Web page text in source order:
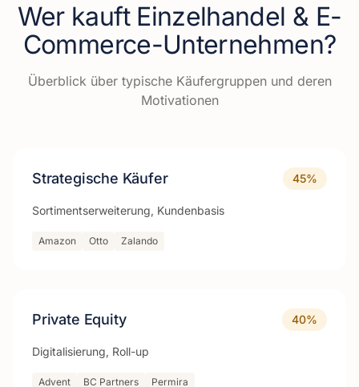
Wer kauft Einzelhandel & E-
Commerce-Unternehmen?
Überblick über typische Käufergruppen und deren
Motivationen
Strategische Käufer 45%
Sortimentserweiterung, Kundenbasis
Amazon Otto Zalando
Private Equity 40%
Digitalisierung, Roll-up
Advent BC Partners Permira